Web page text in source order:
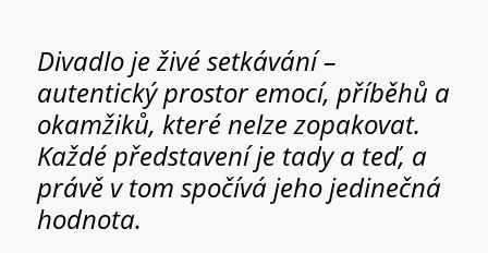
Divadlo je živé setkávání –
autentický prostor emocí, příběhů a
okamžiků, které nelze zopakovat.
Každé představení je tady a teď, a
právě v tom spočívá jeho jedinečná
hodnota.